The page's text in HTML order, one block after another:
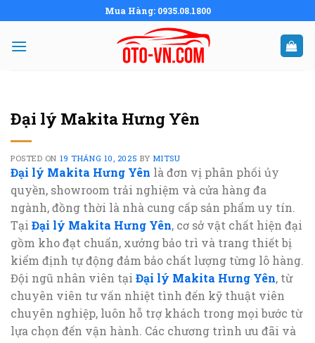
to
content
Mua Hàng: 0935.08.1800
Đại lý Makita Hưng Yên
POSTED ON 19 THÁNG 10, 2025 BY MITSU
Đại lý Makita Hưng Yên là đơn vị phân phối ủy
quyền, showroom trải nghiệm và cửa hàng đa
ngành, đồng thời là nhà cung cấp sản phẩm uy tín.
Tại Đại lý Makita Hưng Yên, cơ sở vật chất hiện đại
gồm kho đạt chuẩn, xưởng bảo trì và trang thiết bị
kiểm định tự động đảm bảo chất lượng từng lô hàng.
Đội ngũ nhân viên tại Đại lý Makita Hưng Yên, từ
chuyên viên tư vấn nhiệt tình đến kỹ thuật viên
chuyên nghiệp, luôn hỗ trợ khách trong mọi bước từ
lựa chọn đến vận hành. Các chương trình ưu đãi và